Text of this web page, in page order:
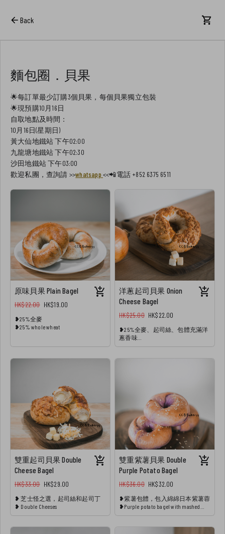
Back
麵包圈．貝果
🌟每訂單最少訂購3個貝果，每個貝果獨立包裝
🌟現預購10月16日
自取地點及時間：
10月16日(星期日)
黃大仙地鐵站 下午02:00
九龍塘地鐵站 下午02:30
沙田地鐵站 下午03:00
歡迎私團，查詢請 >>whatsapp <<📲電話 +852 6375 6511
原味貝果 Plain Bagel
HK$22.00 HK$19.00
❥25%全麥
❥25% whole wheat
洋蔥起司貝果 Onion
Cheese Bagel
HK$25.00 HK$22.00
❥25%全麥、起司絲、包體充滿洋
蔥香味
❥25% whole wheat , Onion bagel with
雙重起司貝果 Double
Cheese Bagel
HK$33.00 HK$29.00
❥ 芝士怪之選，起司絲和起司丁
❥ Double Cheeses
雙重紫薯貝果 Double
Purple Potato Bagel
HK$36.00 HK$32.00
❥紫薯包體，包入綿綿日本紫薯蓉
❥Purple potato bagel with mashed
purple potato fillings